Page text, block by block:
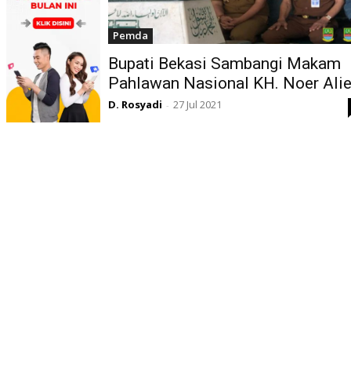
Pemda
Bupati Bekasi Sambangi Makam
Pahlawan Nasional KH. Noer Alie
D. Rosyadi - 27 Jul 2021